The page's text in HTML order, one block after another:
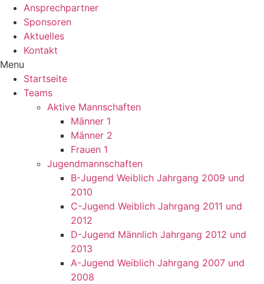
Ansprechpartner
Sponsoren
Aktuelles
Kontakt
Menu
Startseite
Teams
Aktive Mannschaften
Männer 1
Männer 2
Frauen 1
Jugendmannschaften
B-Jugend Weiblich Jahrgang 2009 und
2010
C-Jugend Weiblich Jahrgang 2011 und
2012
D-Jugend Männlich Jahrgang 2012 und
2013
A-Jugend Weiblich Jahrgang 2007 und
2008